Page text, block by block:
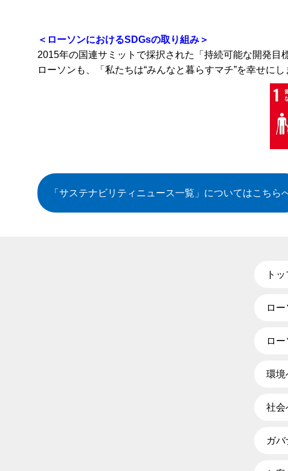
＜ローソンにおけるSDGsの取り組み＞
2015年の国連サミットで採択された「持続可能な開発目
ローソンも、「私たちは“みんなと暮らすマチ”を幸せに
「サステナビリティニュース一覧」 についてはこちら
ト
ロ
ロ
環境
社会
ガバ